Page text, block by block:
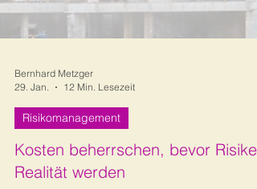
Bernhard Metzger
29. Jan.
12 Min. Lesezeit
Risikomanagement